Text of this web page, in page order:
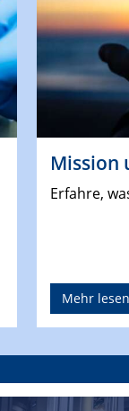
Mission
Erfahre,
Mehr lesen